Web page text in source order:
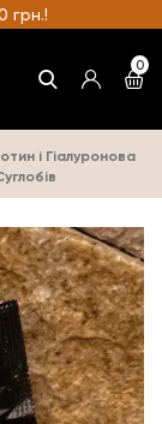
грн.!
0
і Гіалуронова